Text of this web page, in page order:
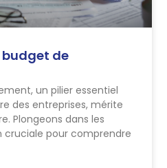
de
un pilier essentiel
des entreprises, mérite
Plongeons dans les
pour comprendre